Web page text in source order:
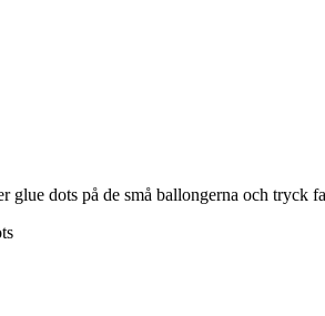
dots på de små ballongerna och tryck